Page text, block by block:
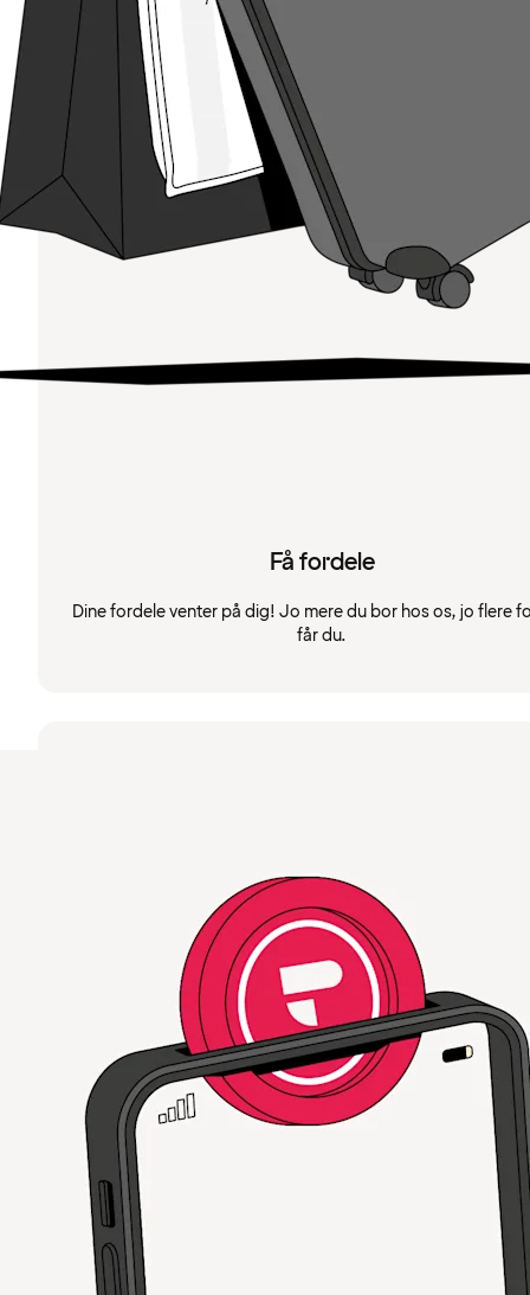
Få fordele
Dine fordele venter på dig! Jo mere du bor hos os, jo flere
får du.